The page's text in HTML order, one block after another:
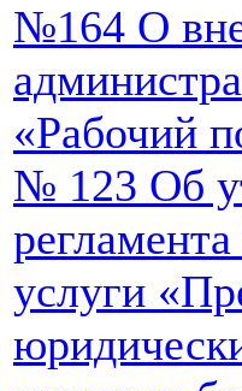
№164 О
«Рабочий
№ 123 Об
услуги